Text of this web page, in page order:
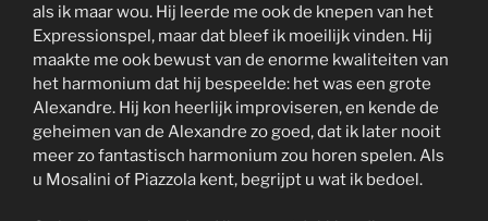
als ik maar wou. Hij leerde me ook de knepen van het
Expressionspel, maar dat bleef ik moeilijk vinden. Hij
maakte me ook bewust van de enorme kwaliteiten van
het harmonium dat hij bespeelde: het was een grote
Alexandre. Hij kon heerlijk improviseren, en kende de
geheimen van de Alexandre zo goed, dat ik later nooit
meer zo fantastisch harmonium zou horen spelen. Als
u Mosalini of Piazzola kent, begrijpt u wat ik bedoel.